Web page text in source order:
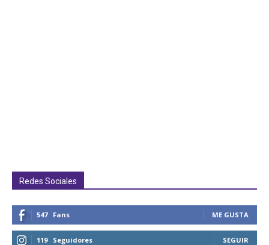
Redes Sociales
547 Fans ME GUSTA
119 Seguidores SEGUIR